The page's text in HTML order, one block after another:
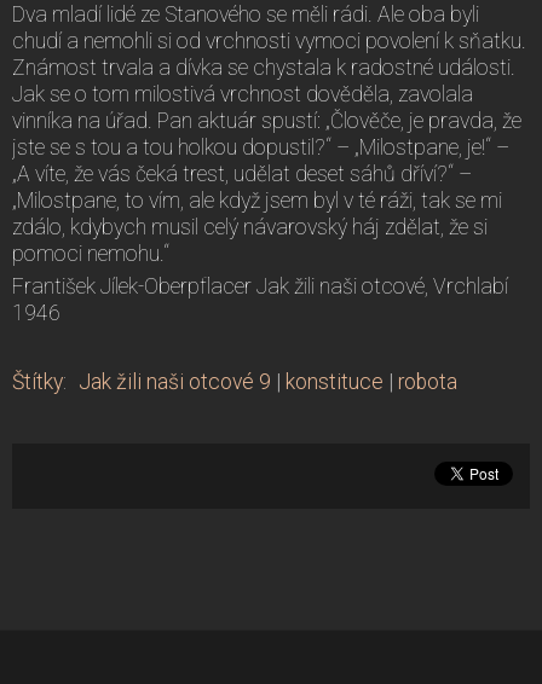
Dva mladí lidé ze Stanového se měli rádi. Ale oba byli
chudí a nemohli si od vrchnosti vymoci povolení k sňatku.
Známost trvala a dívka se chystala k radostné události.
Jak se o tom milostivá vrchnost dověděla, zavolala
vinníka na úřad. Pan aktuár spustí: „Člověče, je pravda, že
jste se s tou a tou holkou dopustil?“ – „Milostpane, je!“ –
„A víte, že vás čeká trest, udělat deset sáhů dříví?“ –
„Milostpane, to vím, ale když jsem byl v té ráži, tak se mi
zdálo, kdybych musil celý návarovský háj zdělat, že si
pomoci nemohu.“
František Jílek-Oberpflacer Jak žili naši otcové, Vrchlabí
1946
Štítky: Jak žili naši otcové 9 | konstituce | robota